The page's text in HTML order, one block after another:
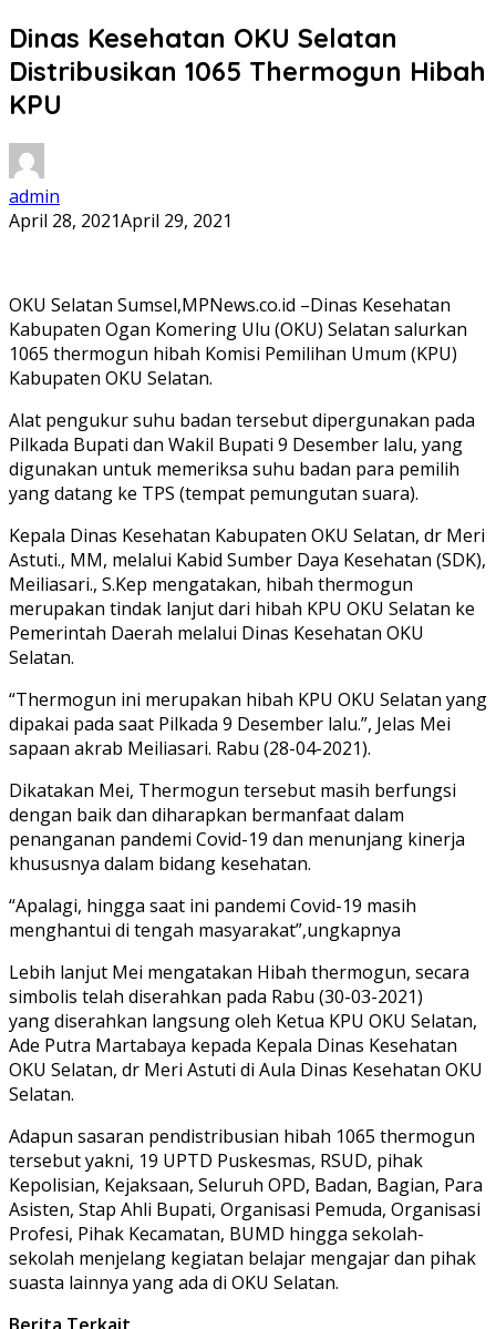
Dinas Kesehatan OKU Selatan
Distribusikan 1065 Thermogun Hibah
KPU
admin
April 28, 2021April 29, 2021
OKU Selatan Sumsel,MPNews.co.id –Dinas Kesehatan
Kabupaten Ogan Komering Ulu (OKU) Selatan salurkan
1065 thermogun hibah Komisi Pemilihan Umum (KPU)
Kabupaten OKU Selatan.
Alat pengukur suhu badan tersebut dipergunakan pada
Pilkada Bupati dan Wakil Bupati 9 Desember lalu, yang
digunakan untuk memeriksa suhu badan para pemilih
yang datang ke TPS (tempat pemungutan suara).
Kepala Dinas Kesehatan Kabupaten OKU Selatan, dr Meri
Astuti., MM, melalui Kabid Sumber Daya Kesehatan (SDK),
Meiliasari., S.Kep mengatakan, hibah thermogun
merupakan tindak lanjut dari hibah KPU OKU Selatan ke
Pemerintah Daerah melalui Dinas Kesehatan OKU
Selatan.
“Thermogun ini merupakan hibah KPU OKU Selatan yang
dipakai pada saat Pilkada 9 Desember lalu.”, Jelas Mei
sapaan akrab Meiliasari. Rabu (28-04-2021).
Dikatakan Mei, Thermogun tersebut masih berfungsi
dengan baik dan diharapkan bermanfaat dalam
penanganan pandemi Covid-19 dan menunjang kinerja
khususnya dalam bidang kesehatan.
“Apalagi, hingga saat ini pandemi Covid-19 masih
menghantui di tengah masyarakat”,ungkapnya
Lebih lanjut Mei mengatakan Hibah thermogun, secara
simbolis telah diserahkan pada Rabu (30-03-2021)
yang diserahkan langsung oleh Ketua KPU OKU Selatan,
Ade Putra Martabaya kepada Kepala Dinas Kesehatan
OKU Selatan, dr Meri Astuti di Aula Dinas Kesehatan OKU
Selatan.
Adapun sasaran pendistribusian hibah 1065 thermogun
tersebut yakni, 19 UPTD Puskesmas, RSUD, pihak
Kepolisian, Kejaksaan, Seluruh OPD, Badan, Bagian, Para
Asisten, Stap Ahli Bupati, Organisasi Pemuda, Organisasi
Profesi, Pihak Kecamatan, BUMD hingga sekolah-
sekolah menjelang kegiatan belajar mengajar dan pihak
suasta lainnya yang ada di OKU Selatan.